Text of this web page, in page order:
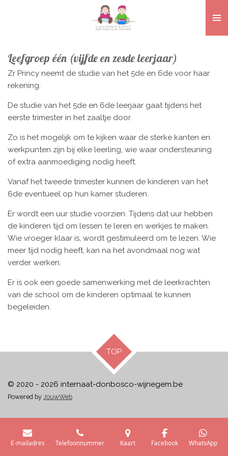
hoofdinhoud
Leefgroep één (vijfde en zesde leerjaar)
Zr Princy neemt de studie van het 5de en 6de voor haar
rekening.
De studie van het 5de en 6de leerjaar gaat tijdens het
eerste trimester in het zaaltje door.
Zo is het mogelijk om te kijken waar de sterke kanten en
werkpunten zijn bij elke leerling, wie waar ondersteuning
of extra aanmoediging nodig heeft.
Vanaf het tweede trimester kunnen de kinderen van het
6de eventueel op hun kamer studeren.
Er wordt een uur studie voorzien. Tijdens dat uur hebben
de kinderen tijd om lessen te leren en werkjes te maken.
Wie vroeger klaar is, wordt gestimuleerd om te lezen. Wie
meer tijd nodig heeft, kan na het avondmaal nog wat
verder werken.
Er is ook een goede samenwerking met de leerkrachten
van de school om de kinderen optimaal te kunnen
begeleiden.
TOP
© 2020 - 2026 internaat-donbosco-wijnegem.be
Powered by JouwWeb
E-mailadres Telefoonnummer Kaart Facebook WhatsApp